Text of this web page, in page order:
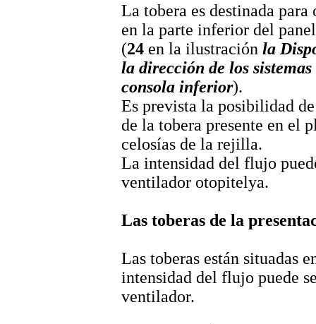
La tobera es destinada
en la parte inferior del
(24 en la ilustración la
la dirección de los
consola inferior).
Es prevista la posibilidad
de la tobera presente en el
celosías de la rejilla.
La intensidad del flujo
ventilador otopitelya.
Las toberas de la
Las toberas están situadas
intensidad del flujo puede
ventilador.